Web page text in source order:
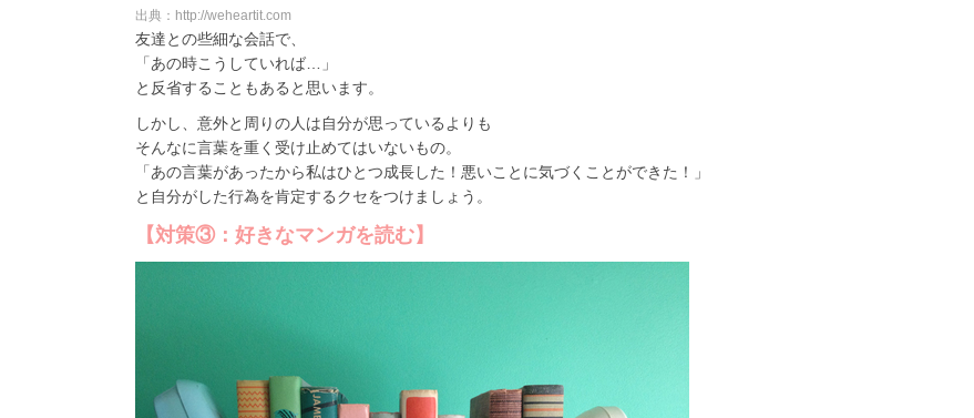
出典：http://weheartit.com
友達との些細な会話で、
「あの時こうしていれば…」
と反省することもあると思います。
しかし、意外と周りの人は自分が思っているよりも
そんなに言葉を重く受け止めてはいないもの。
「あの言葉があったから私はひとつ成長した！悪いことに気づくことができた！」
と自分がした行為を肯定するクセをつけましょう。
【対策③：好きなマンガを読む】